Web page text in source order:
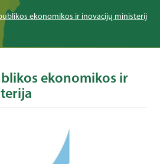
ekonomikos ir inovacijų ministerija
ekonomikos ir